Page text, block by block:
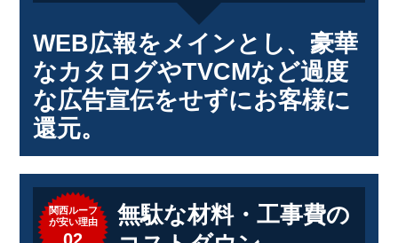
WEB広報をメインとし、豪華
なカタログやTVCMなど過度
な広告宣伝をせずにお客様に
還元。
関西ルーフ
が安い理由
無駄な材料・工事費の